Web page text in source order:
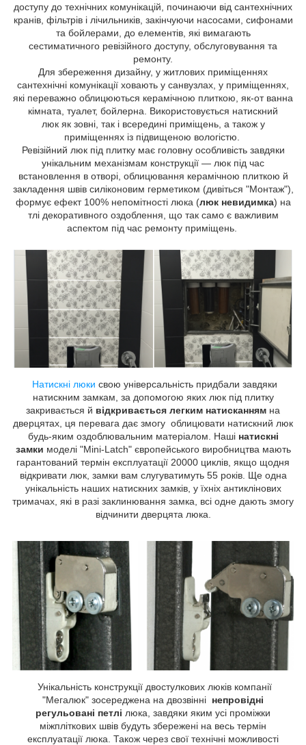
доступу до технічних комунікацій, починаючи від сантехнічних
кранів, фільтрів і лічильників, закінчуючи насосами, сифонами
та бойлерами, до елементів, які вимагають
сестиматичного ревізійного доступу, обслуговування та
ремонту.
Для збереження дизайну, у житлових приміщеннях
сантехнічні комунікації ховають у санвузлах, у приміщеннях,
які переважно облицюються керамічною плиткою, як-от ванна
кімната, туалет, бойлерна. Використовується натискний
люк як зовні, так і всередині приміщень, а також у
приміщеннях із підвищеною вологістю.
Ревізійний люк під плитку має головну особливість завдяки
унікальним механізмам конструкції — люк під час
встановлення в отворі, облицювання керамічною плиткою й
закладення швів силіконовим герметиком (дивіться "Монтаж"),
формує ефект 100% непомітності люка (люк невидимка) на
тлі декоративного оздоблення, що так само є важливим
аспектом під час ремонту приміщень.
Натискні люки свою універсальність придбали завдяки
натискним замкам, за допомогою яких люк під плитку
закривається й відкривається легким натисканням на
дверцятах, ця перевага дає змогу облицювати натискний люк
будь-яким оздоблювальним матеріалом. Наші натискні
замки моделі "Mini-Latch" європейського виробництва мають
гарантований термін експлуатації 20000 циклів, якщо щодня
відкривати люк, замки вам слугуватимуть 55 років. Ще одна
унікальність наших натискних замків, у їхніх антиклінових
тримачах, які в разі заклинювання замка, всі одне дають змогу
відчинити дверцята люка.
Унікальність конструкції двостулкових люків компанії
"Мегалюк" зосереджена на двозвінні непровідні
регульовані петлі люка, завдяки яким усі проміжки
міжпліткових швів будуть збережені на весь термін
експлуатації люка. Також через свої технічні можливості